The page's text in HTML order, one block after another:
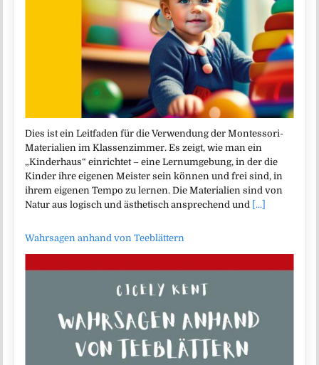
Dies ist ein Leitfaden für die Verwendung der Montessori-
Materialien im Klassenzimmer. Es zeigt, wie man ein
„Kinderhaus“ einrichtet – eine Lernumgebung, in der die
Kinder ihre eigenen Meister sein können und frei sind, in
ihrem eigenen Tempo zu lernen. Die Materialien sind von
Natur aus logisch und ästhetisch ansprechend und [...]
Wahrsagen anhand von Teeblättern